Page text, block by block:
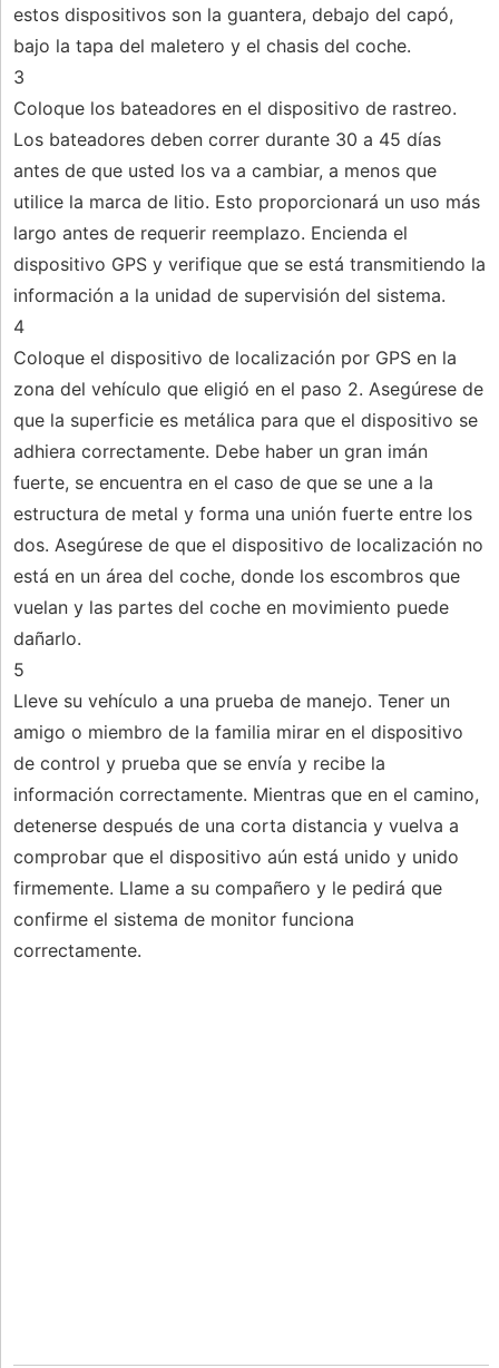
estos dispositivos son la guantera, debajo del capó,
bajo la tapa del maletero y el chasis del coche.
3
Coloque los bateadores en el dispositivo de rastreo.
Los bateadores deben correr durante 30 a 45 días
antes de que usted los va a cambiar, a menos que
utilice la marca de litio. Esto proporcionará un uso más
largo antes de requerir reemplazo. Encienda el
dispositivo GPS y verifique que se está transmitiendo la
información a la unidad de supervisión del sistema.
4
Coloque el dispositivo de localización por GPS en la
zona del vehículo que eligió en el paso 2. Asegúrese de
que la superficie es metálica para que el dispositivo se
adhiera correctamente. Debe haber un gran imán
fuerte, se encuentra en el caso de que se une a la
estructura de metal y forma una unión fuerte entre los
dos. Asegúrese de que el dispositivo de localización no
está en un área del coche, donde los escombros que
vuelan y las partes del coche en movimiento puede
dañarlo.
5
Lleve su vehículo a una prueba de manejo. Tener un
amigo o miembro de la familia mirar en el dispositivo
de control y prueba que se envía y recibe la
información correctamente. Mientras que en el camino,
detenerse después de una corta distancia y vuelva a
comprobar que el dispositivo aún está unido y unido
firmemente. Llame a su compañero y le pedirá que
confirme el sistema de monitor funciona
correctamente.